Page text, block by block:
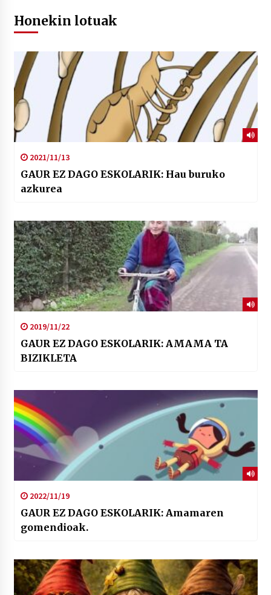
Honekin lotuak
2021/11/13
GAUR EZ DAGO ESKOLARIK: Hau buruko
azkurea
2019/11/22
GAUR EZ DAGO ESKOLARIK: AMAMA TA
BIZIKLETA
2022/11/19
GAUR EZ DAGO ESKOLARIK: Amamaren
gomendioak.